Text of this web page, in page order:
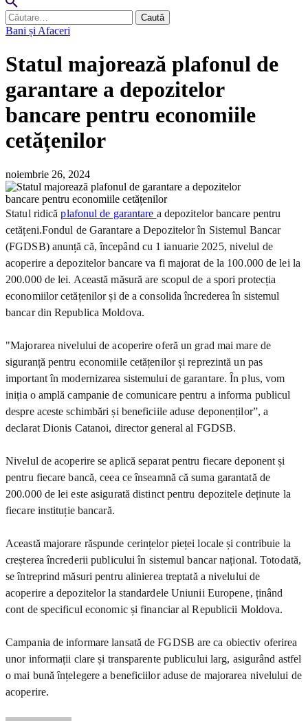
Caută
după:
Bani și Afaceri
Statul majorează plafonul de
garantare a depozitelor
bancare pentru economiile
cetățenilor
noiembrie 26, 2024
Statul ridicăplafonul de garantare a depozitelor bancare pentru
cetățeni.Fondul de Garantare a Depozitelor în Sistemul Bancar
(FGDSB) anunță că, începând cu 1 ianuarie 2025, nivelul de
acoperire a depozitelor bancare va fi majorat de la 100.000 de lei la
200.000 de lei. Această măsură are scopul de a spori protecția
economiilor cetățenilor și de a consolida încrederea în sistemul
bancar din Republica Moldova.
"Majorarea nivelului de acoperire oferă un grad mai mare de
siguranță pentru economiile cetățenilor și reprezintă un pas
important în modernizarea sistemului de garantare. În plus, vom
iniția o amplă campanie de comunicare pentru a informa publicul
despre aceste schimbări și beneficiile aduse deponenților”, a
declarat Dionis Catanoi, director general al FGDSB.
Nivelul de acoperire se aplică separat pentru fiecare deponent și
pentru fiecare bancă, ceea ce înseamnă că suma garantată de
200.000 de lei este asigurată distinct pentru depozitele deținute la
fiecare instituție bancară.
Această majorare răspunde cerințelor pieței locale și contribuie la
creșterea încrederii publicului în sistemul bancar național. Totodată,
se întreprind măsuri pentru alinierea treptată a nivelului de
acoperire a depozitelor la standardele Uniunii Europene, ținând
cont de specificul economic și financiar al Republicii Moldova.
Campania de informare lansată de FGDSB are ca obiectiv oferirea
unor informații clare și transparente publicului larg, asigurând astfel
o mai bună înțelegere a beneficiilor aduse de majorarea nivelului de
acoperire.